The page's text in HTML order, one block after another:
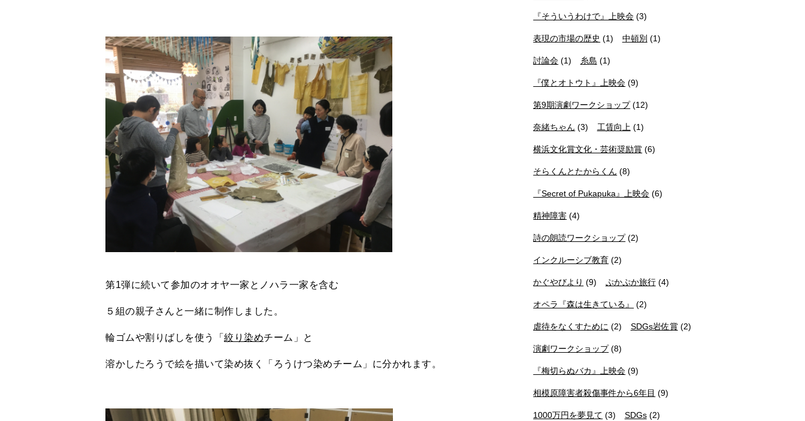
第1弾に続いて参加のオオヤ一家とノハラ一家を含む
５組の親子さんと一緒に制作しました。
輪ゴムや割りばしを使う「 絞り染めチーム」と
溶かしたろうで絵を描いて染め抜く「ろうけつ染めチーム」に分かれます。
『そういうわけで』上映会 (3)
表現の市場の歴史 (1) 中頓別 (1)
討論会 (1) 糸島 (1)
『僕とオトウト』上映会 (9)
第9期演劇ワークショップ(12)
奈緒ちゃん (3) 工賃向上(1)
横浜文化賞文化・芸術奨励賞 (6)
そらくんとたからくん (8)
『Secret of Pukapuka』上映会 (6)
精神障害 (4)
詩の朗読ワークショップ(2)
インクルーシブ教育 (2)
かぐやびより (9) ぷかぷか旅行(4)
オペラ『森は生きている』 (2)
虐待をなくすために (2) SDGs岩佐賞(2)
演劇ワークショップ(8)
『梅切らぬバカ』上映会 (9)
相模原障害者殺傷事件から6年目 (9)
1000万円を夢見て (3) SDGs(2)